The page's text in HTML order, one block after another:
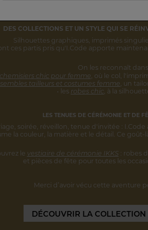
s'inscrivent désormais
DES COLLECTIONS ET UN STYLE QUI SE
Silhouettes graphiques, imprimés
ces partis pris qu'I.Code apporte
On les reconnaît
chic pour femme, où le col,
tailleurs et costumes femme, un
• les robes chic, à la
LES TENUES DE CÉRÉMONIE ET DE
soirée, réveillon, tenue d'invitée : I.Code
la couleur, la matière et le détail. Ce goût-
le vestiaire de cérémonie IKKS : robes
et pièces de fête pour toutes les
Merci d’avoir vécu cette aventure
DÉCOUVRIR LA